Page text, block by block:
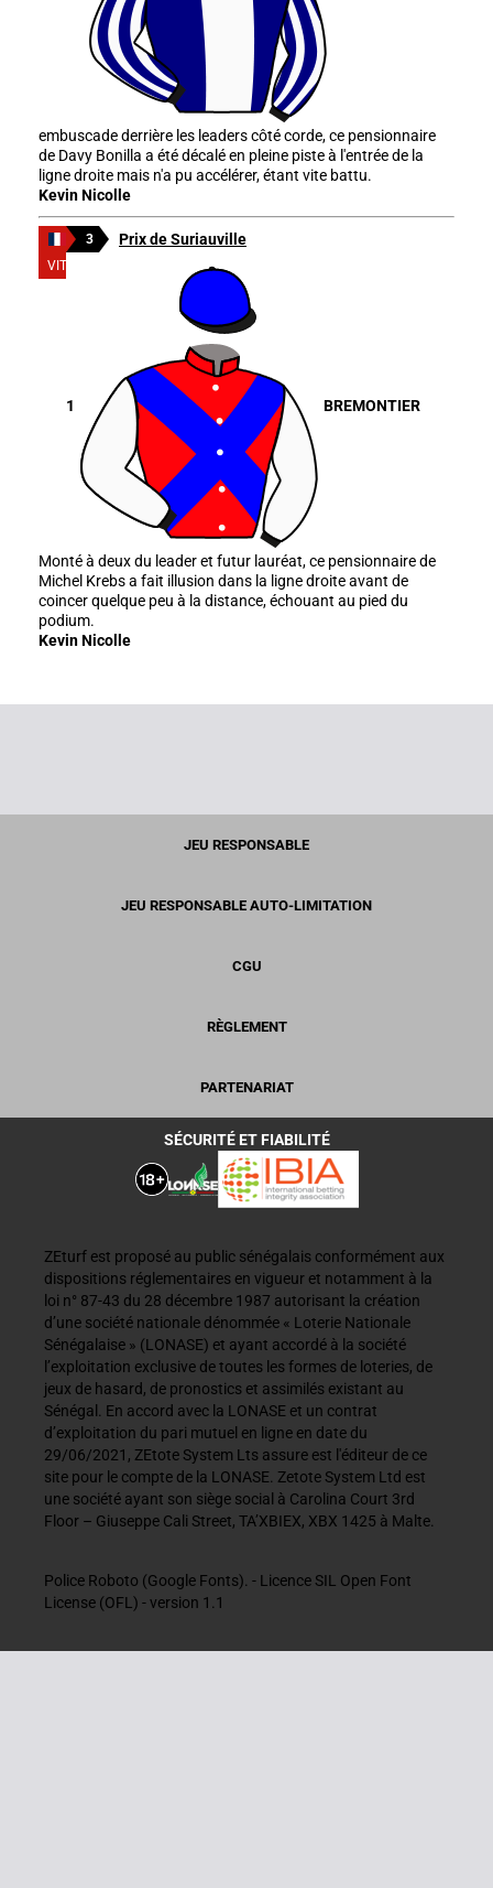
embuscade derrière les leaders côté corde, ce pensionnaire
de Davy Bonilla a été décalé en pleine piste à l'entrée de la
ligne droite mais n'a pu accélérer, étant vite battu.
Kevin Nicolle
VITTEL
3 Prix de Suriauville
1 BREMONTIER
Monté à deux du leader et futur lauréat, ce pensionnaire de
Michel Krebs a fait illusion dans la ligne droite avant de
coincer quelque peu à la distance, échouant au pied du
podium.
Kevin Nicolle
JEU RESPONSABLE
JEU RESPONSABLE AUTO-LIMITATION
CGU
RÈGLEMENT
PARTENARIAT
SÉCURITÉ ET FIABILITÉ
ZEturf est proposé au public sénégalais conformément aux
dispositions réglementaires en vigueur et notamment à la
loi n° 87-43 du 28 décembre 1987 autorisant la création
d’une société nationale dénommée « Loterie Nationale
Sénégalaise » (LONASE) et ayant accordé à la société
l’exploitation exclusive de toutes les formes de loteries, de
jeux de hasard, de pronostics et assimilés existant au
Sénégal. En accord avec la LONASE et un contrat
d’exploitation du pari mutuel en ligne en date du
29/06/2021, ZEtote System Lts assure est l'éditeur de ce
site pour le compte de la LONASE. Zetote System Ltd est
une société ayant son siège social à Carolina Court 3rd
Floor – Giuseppe Cali Street, TA’XBIEX, XBX 1425 à Malte.
Police Roboto (Google Fonts). - Licence SIL Open Font
License (OFL) - version 1.1